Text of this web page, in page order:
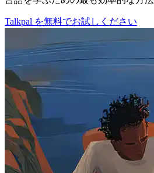
Talkpal を無料でお試しください